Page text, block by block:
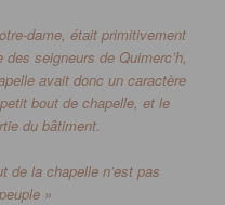
dame, était primitivement
des seigneurs de Quimerc’h,
avait donc un caractère
bout de chapelle, et le
du bâtiment.
de la chapelle n’est pas
»